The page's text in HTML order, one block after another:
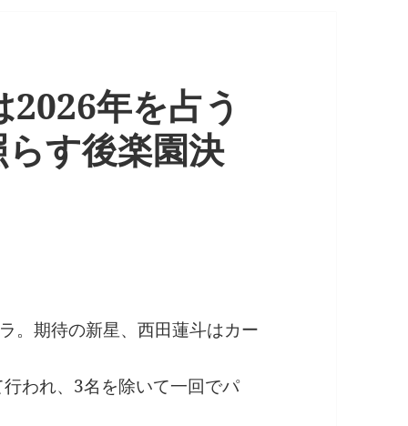
年を占う
す後楽園決
。期待の新星、西田蓮斗はカー
われ、3名を除いて一回でパ